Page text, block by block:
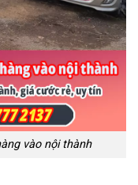
vào nội thành